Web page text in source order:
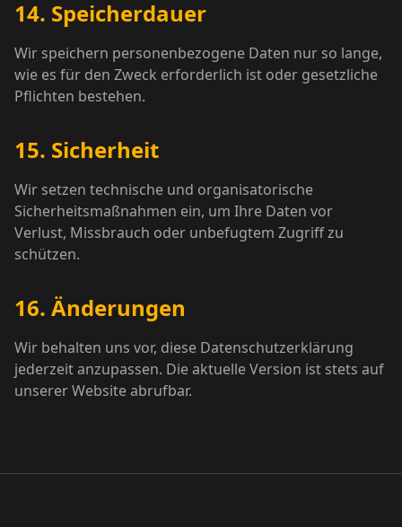
14. Speicherdauer
Wir speichern personenbezogene Daten nur so lange,
wie es für den Zweck erforderlich ist oder gesetzliche
Pflichten bestehen.
15. Sicherheit
Wir setzen technische und organisatorische
Sicherheitsmaßnahmen ein, um Ihre Daten vor
Verlust, Missbrauch oder unbefugtem Zugriff zu
schützen.
16. Änderungen
Wir behalten uns vor, diese Datenschutzerklärung
jederzeit anzupassen. Die aktuelle Version ist stets auf
unserer Website abrufbar.